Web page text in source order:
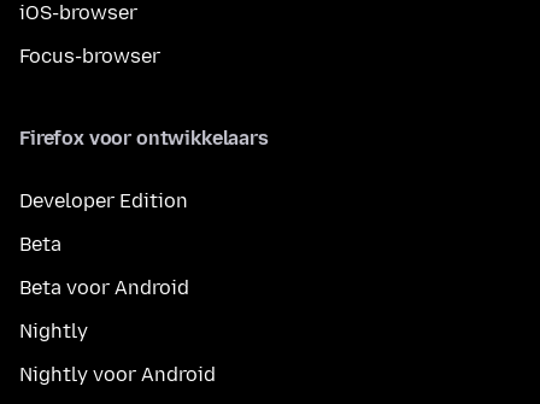
iOS-browser
Focus-browser
Firefox voor ontwikkelaars
Developer Edition
Beta
Beta voor Android
Nightly
Nightly voor Android